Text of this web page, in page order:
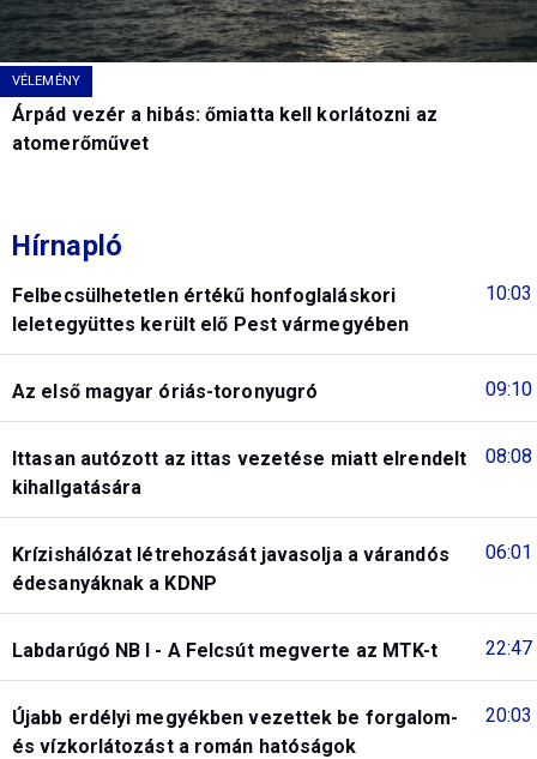
VÉLEMÉNY
Árpád vezér a hibás: őmiatta kell korlátozni az
atomerőművet
Hírnapló
10:03
Felbecsülhetetlen értékű honfoglaláskori
leletegyüttes került elő Pest vármegyében
09:10
Az első magyar óriás-toronyugró
08:08
Ittasan autózott az ittas vezetése miatt elrendelt
kihallgatására
06:01
Krízishálózat létrehozását javasolja a várandós
édesanyáknak a KDNP
22:47
Labdarúgó NB I - A Felcsút megverte az MTK-t
20:03
Újabb erdélyi megyékben vezettek be forgalom-
és vízkorlátozást a román hatóságok